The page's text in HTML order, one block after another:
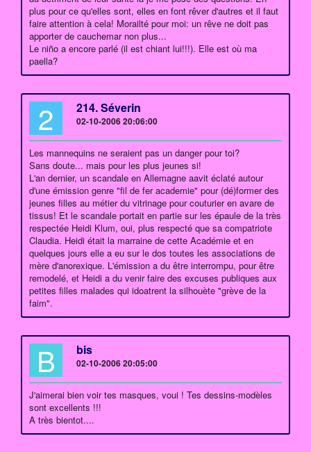
plus pour ce qu'elles sont, elles en font rêver d'autres et il faut
faire attention à cela! Morailté pour moi: un rêve ne doit pas
apporter de cauchemar non plus...
Le niño a encore parlé (il est chiant lui!!!). Elle est où ma
paella?
2 214. Séverin
02-10-2006 20:06:00
Les mannequins ne seraient pas un danger pour toi?
Sans doute... mais pour les plus jeunes si!
L'an dernier, un scandale en Allemagne aavit éclaté autour
d'une émission genre "fil de fer academie" pour (dé)former des
jeunes filles au métier du vitrinage pour couturier en avare de
tissus! Et le scandale portait en partie sur les épaule de la très
respectée Heidi Klum, oui, plus respecté que sa compatriote
Claudia. Heidi était la marraine de cette Académie et en
quelques jours elle a eu sur le dos toutes les associations de
mère d'anorexique. L'émission a du être interrompu, pour être
remodelé, et Heidi a du venir faire des excuses publiques aux
petites filles malades qui idoatrent la silhouète "grève de la
faim".
B bis
02-10-2006 20:05:00
J'aimerai bien voir tes masques, voui ! Tes dessins-modèles
sont excellents !!!
A très bientot....